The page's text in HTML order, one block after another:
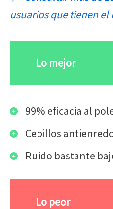
usuarios que tienen el
Lo mejor
99% eficacia al
Cepillos
Ruido bastante
Lo peor